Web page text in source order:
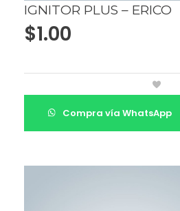
IGNITOR PLUS – ERICO
$1.00
Compra vía WhatsApp